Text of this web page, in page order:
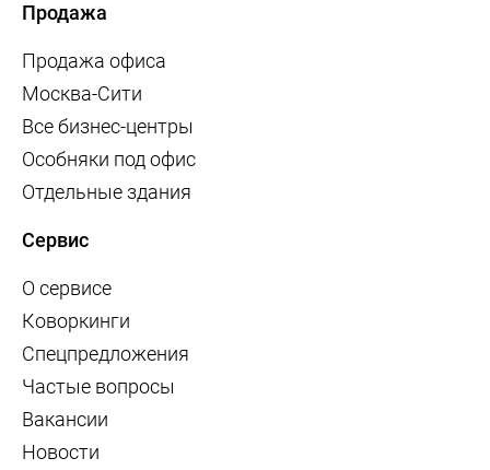
Продажа
Продажа офиса
Москва-Сити
Все бизнес-центры
Особняки под офис
Отдельные здания
Сервис
О сервисе
Коворкинги
Спецпредложения
Частые вопросы
Вакансии
Новости